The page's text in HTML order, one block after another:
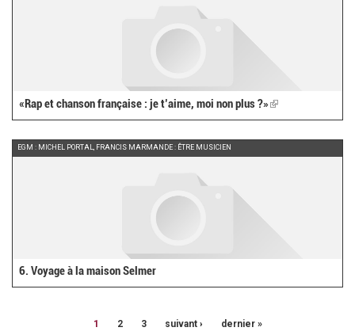
«Rap et chanson française : je t’aime, moi non plus ?»(link
is
EGM : MICHEL PORTAL, FRANCIS MARMANDE : ÊTRE MUSICIEN
6. Voyage à la maison Selmer
1 2 3 suivant › dernier »